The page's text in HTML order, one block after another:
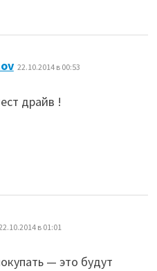
: 22.10.2014 в 00:53
драйв !
в 01:01
— это будут